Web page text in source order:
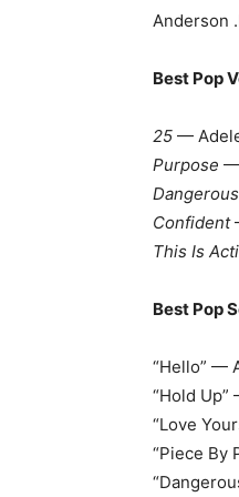
Anderson
Best Pop
25 —
Purpose —
Confident
This Is
Best Pop
“Hello” —
“Hold
“Love
“Piece By